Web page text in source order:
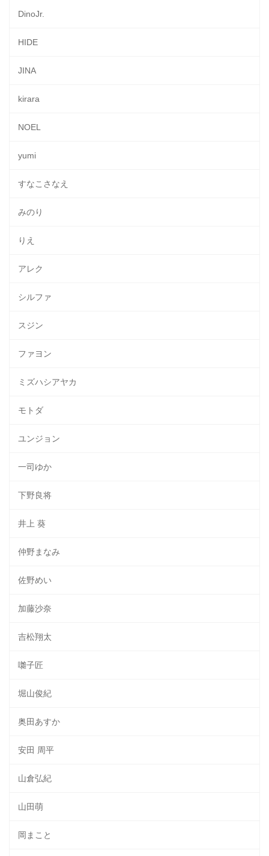
DinoJr.
HIDE
JINA
kirara
NOEL
yumi
すなこさなえ
みのり
りえ
アレク
シルファ
スジン
ファヨン
ミズハシアヤカ
モトダ
ユンジョン
一司ゆか
下野良将
井上 葵
仲野まなみ
佐野めい
加藤沙奈
吉松翔太
囃子匠
堀山俊紀
奥田あすか
安田 周平
山倉弘紀
山田萌
岡まこと